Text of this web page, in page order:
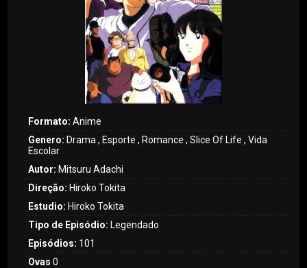
Formato: Anime
Genero: Drama , Esporte , Romance , Slice Of Life , Vida
Escolar
Autor: Mitsuru Adachi
Direção: Hiroko Tokita
Estudio: Hiroko Tokita
Tipo de Episódio: Legendado
Episódios: 101
Ovas 0